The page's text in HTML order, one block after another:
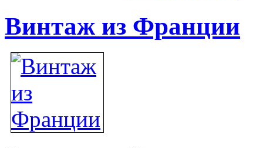
Винтаж из Франции